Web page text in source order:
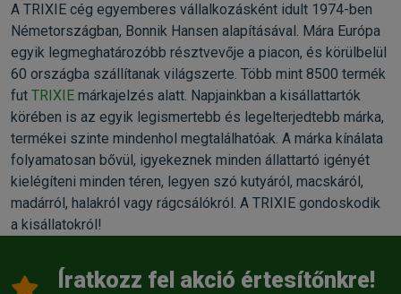
A TRIXIE cég egyemberes vállalkozásként idult 1974-ben
Németországban, Bonnik Hansen alapításával. Mára Európa
egyik legmeghatározóbb résztvevője a piacon, és körülbelül
60 országba szállítanak világszerte. Több mint 8500 termék
fut TRIXIE márkajelzés alatt. Napjainkban a kisállattartók
körében is az egyik legismertebb és legelterjedtebb márka,
termékei szinte mindenhol megtalálhatóak. A márka kínálata
folyamatosan bővül, igyekeznek minden állattartó igényét
kielégíteni minden téren, legyen szó kutyáról, macskáról,
madárról, halakról vagy rágcsálókról. A TRIXIE gondoskodik
a kisállatokról!
Íratkozz fel akció értesítőnkre!